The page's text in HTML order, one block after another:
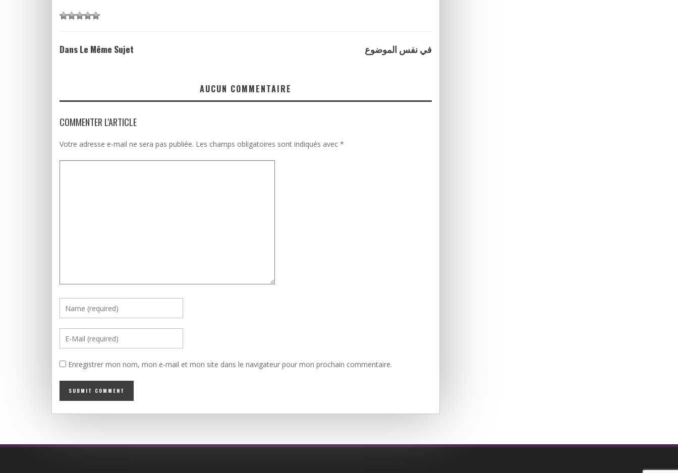
Dans Le Même Sujet في نفس الموضوع
AUCUN COMMENTAIRE
COMMENTER L'ARTICLE
Votre adresse e-mail ne sera pas publiée. Les champs obligatoires sont indiqués avec *
Enregistrer mon nom, mon e-mail et mon site dans le navigateur pour mon prochain commentaire.